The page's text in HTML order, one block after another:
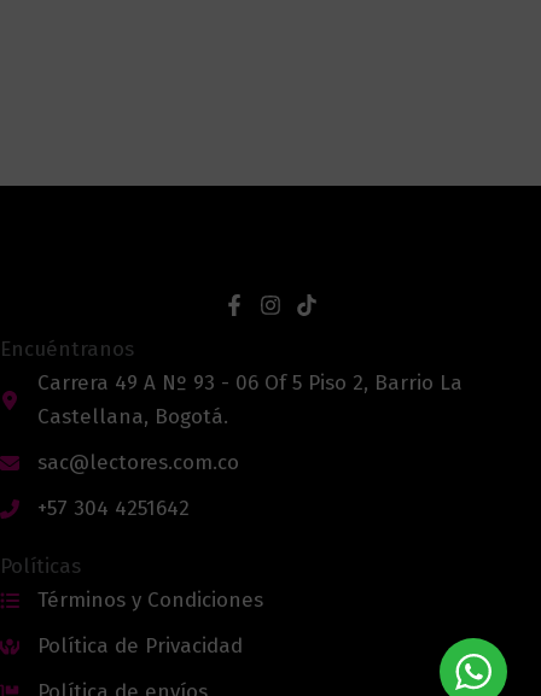
Encuéntranos
Carrera 49 A Nº 93 - 06 Of 5 Piso 2, Barrio La
Castellana, Bogotá.
sac@lectores.com.co
+57 304 4251642
Políticas
Términos y Condiciones
Política de Privacidad